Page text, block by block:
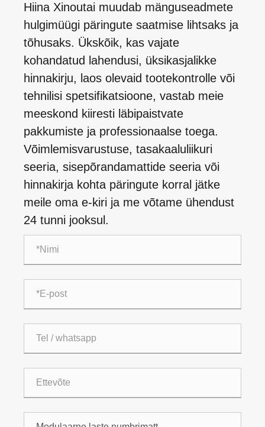
Hiina Xinoutai muudab mänguseadmete
hulgimüügi päringute saatmise lihtsaks ja
tõhusaks. Ükskõik, kas vajate
kohandatud lahendusi, üksikasjalikke
hinnakirju, laos olevaid tootekontrolle või
tehnilisi spetsifikatsioone, vastab meie
meeskond kiiresti läbipaistvate
pakkumiste ja professionaalse toega.
Võimlemisvarustuse, tasakaaluliikuri
seeria, sisepõrandamattide seeria või
hinnakirja kohta päringute korral jätke
meile oma e-kiri ja me võtame ühendust
24 tunni jooksul.